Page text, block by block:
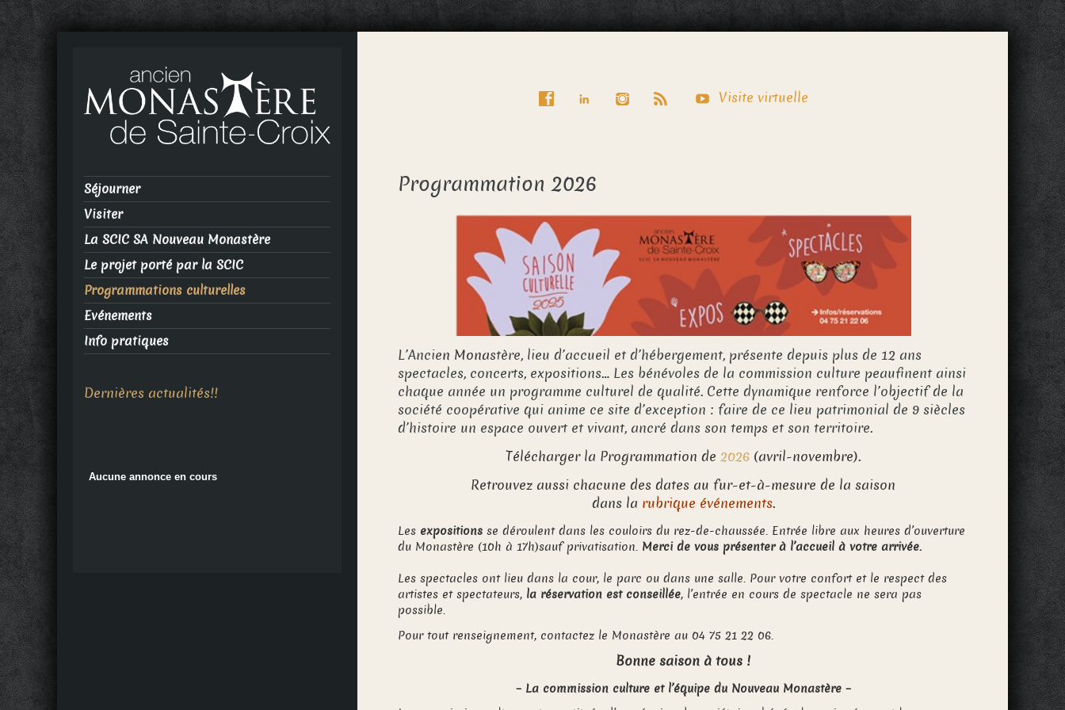
Visite virtuelle
Programmation 2026
L’Ancien Monastère, lieu d’accueil et d’hébergement, présente depuis plus de 12 ans
spectacles, concerts, expositions… Les bénévoles de la commission culture peaufinent ainsi
chaque année un programme culturel de qualité. Cette dynamique renforce l’objectif de la
société coopérative qui anime ce site d’exception : faire de ce lieu patrimonial de 9 siècles
d’histoire un espace ouvert et vivant, ancré dans son temps et son territoire.
Télécharger la Programmation de 2026 (avril-novembre).
Retrouvez aussi chacune des dates au fur-et-à-mesure de la saison
dans la rubrique événements.
Les expositions se déroulent dans les couloirs du rez-de-chaussée. Entrée libre aux heures d’ouverture
du Monastère (10h à 17h)sauf privatisation. Merci de vous présenter à l’accueil à votre arrivée.
Les spectacles ont lieu dans la cour, le parc ou dans une salle. Pour votre confort et le respect des
artistes et spectateurs, la réservation est conseillée, l’entrée en cours de spectacle ne sera pas
possible.
Pour tout renseignement, contactez le Monastère au 04 75 21 22 06.
Bonne saison à tous !
– La commission culture et l’équipe du Nouveau Monastère –
Séjourner
Visiter
La SCIC SA Nouveau Monastère
Le projet porté par la SCIC
Programmations culturelles
Evénements
Info pratiques
Dernières actualités!!
Aucune annonce en cours
Aucune annonce en cours